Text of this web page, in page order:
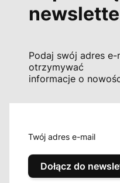
Podaj swój adres
otrzymywać
informacje o
Twój adres e-mail
Dołącz do